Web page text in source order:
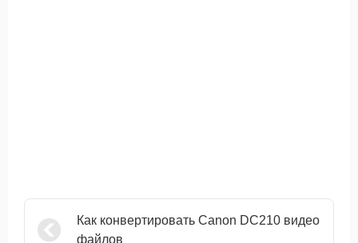
Как конвертировать Canon DC210 видео
файлов